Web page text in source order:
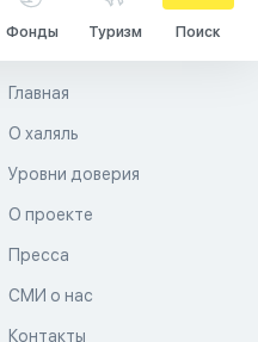
Фонды Туризм Поиск
Главная
О халяль
Уровни доверия
О проекте
Пресса
СМИ о нас
Контакты